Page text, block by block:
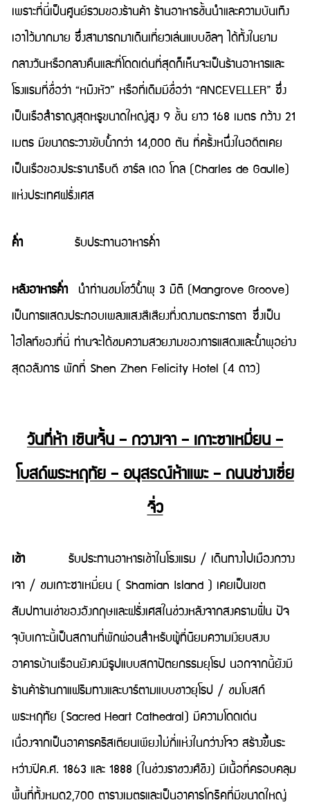
เพราะที่นี่เป็นศูนย์รวมของร้านค้า ร้านอาหารชั้นนำและความบันเทิง
เอาไว้มากมาย ซึ่งสามารถมาเดินเที่ยวเล่นแบบชิลๆ ได้ทั้งในยาม
กลางวันหรือกลางคืนและที่โดดเด่นที่สุดก็เห็นจะเป็นร้านอาหารและ
โรงแรมที่ชื่อว่า “หมิงหัว” หรือที่เดิมมีชื่อว่า “ANCEVELLER” ซึ่ง
เป็นเรือสำราญสุดหรูขนาดใหญ่สูง 9 ชั้น ยาว 168 เมตร กว้าง 21
เมตร มีขนาดระวางขับน้ำกว่า 14,000 ตัน ที่ครั้งหนึ่งในอดีตเคย
เป็นเรือของประธานาธิบดี ชาร์ล เดอ โกล (Charles de Gaulle)
แห่งประเทศฝรั่งเศส
ค่ำ รับประทานอาหารค่ำ
หลังอาหารค่ำ นำท่านชมโชว์น้ำพุ 3 มิติ (Mangrove Groove)
เป็นการแสดงประกอบเพลงแสงสีเสียงที่งดงามตระการตา ซึ่งเป็น
ไฮไลท์ของที่นี่ ท่านจะได้ชมความสวยงามของการแสดงและน้ำพุอย่าง
สุดอลังการ พักที่ Shen Zhen Felicity Hotel (4 ดาว)
วันที่ห้า เซินเจิ้น – กวางเจา – เกาะซาเหมี่ยน –
โบสถ์พระหฤทัย – อนุสรณ์ห้าแพะ – ถนนซ่างเซี่ย
จิ่ว
เช้า รับประทานอาหารเช้าในโรงแรม / เดินทางไปเมืองกวาง
เจา / ชมเกาะซาเหมี่ยน ( Shamian Island ) เคยเป็นเขต
สัมปทานเช่าของอังกฤษและฝรั่งเศสในช่วงหลังจากสงครามฝิ่น ปัจ
จุบับเกาะนี้เป็นสถานที่พักผ่อนสำหรับผู้ที่นิยมความเงียบสงบ
อาคารบ้านเรือนยังคงมีรูปแบบสถาปัตยกรรมยุโรป นอกจากนี้ยังมี
ร้านค้าร้านกาแฟริมทางและบาร์ตามแบบชาวยุโรป / ชมโบสถ์
พระหฤทัย (Sacred Heart Cathedral) มีความโดดเด่น
เนื่องจากเป็นอาคารคริสเตียนเพียงไม่กี่แห่งในกว่างโจว สร้างขึ้นระ
หว่างปีค.ศ. 1863 และ 1888 (ในช่วงราชวงศ์ชิง) มีเนื้อที่ครอบคลุม
พื้นที่ทั้งหมด2,700 ตารางเมตรและเป็นอาคารโกธิคที่มีขนาดใหญ่